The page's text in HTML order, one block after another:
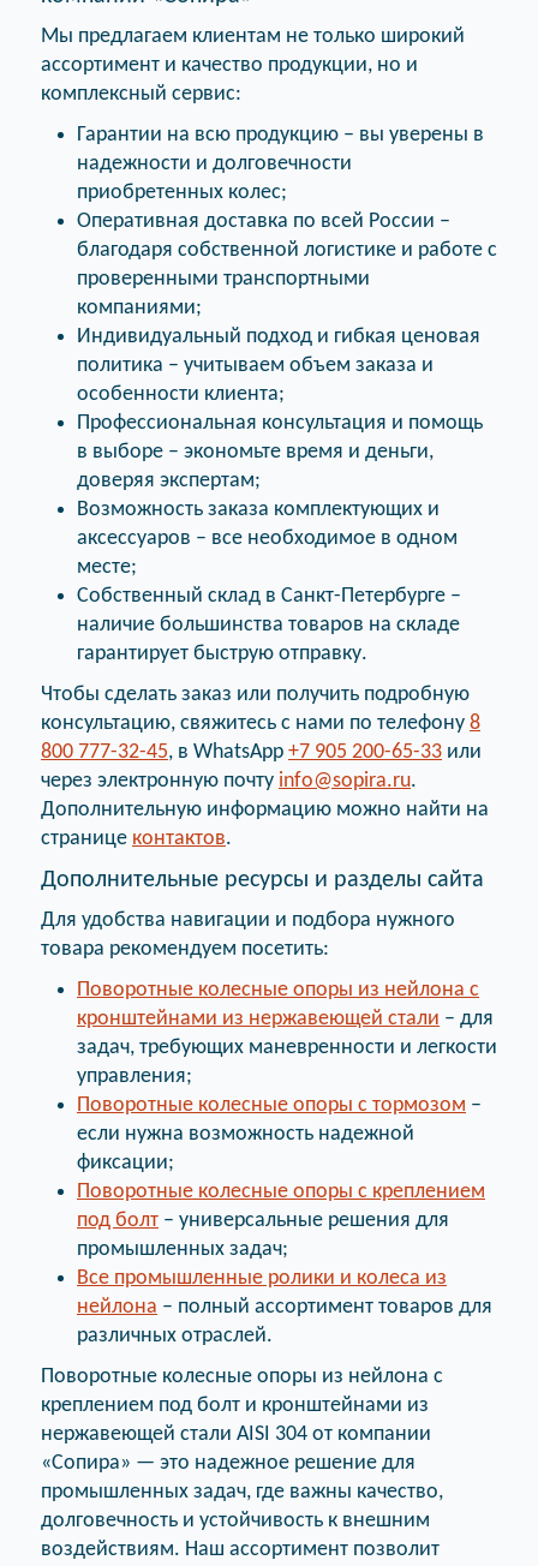
Мы предлагаем клиентам не только широкий
ассортимент и качество продукции, но и
комплексный сервис:
Гарантии на всю продукцию – вы уверены в
надежности и долговечности
приобретенных колес;
Оперативная доставка по всей России –
благодаря собственной логистике и работе с
проверенными транспортными
компаниями;
Индивидуальный подход и гибкая ценовая
политика – учитываем объем заказа и
особенности клиента;
Профессиональная консультация и помощь
в выборе – экономьте время и деньги,
доверяя экспертам;
Возможность заказа комплектующих и
аксессуаров – все необходимое в одном
месте;
Собственный склад в Санкт-Петербурге –
наличие большинства товаров на складе
гарантирует быструю отправку.
Чтобы сделать заказ или получить подробную
консультацию, свяжитесь с нами по телефону 8
800 777-32-45, в WhatsApp +7 905 200-65-33 или
через электронную почту info@sopira.ru.
Дополнительную информацию можно найти на
странице контактов.
Дополнительные ресурсы и разделы сайта
Для удобства навигации и подбора нужного
товара рекомендуем посетить:
Поворотные колесные опоры из нейлона с
кронштейнами из нержавеющей стали – для
задач, требующих маневренности и легкости
управления;
Поворотные колесные опоры с тормозом –
если нужна возможность надежной
фиксации;
Поворотные колесные опоры с креплением
под болт – универсальные решения для
промышленных задач;
Все промышленные ролики и колеса из
нейлона – полный ассортимент товаров для
различных отраслей.
Поворотные колесные опоры из нейлона с
креплением под болт и кронштейнами из
нержавеющей стали AISI 304 от компании
«Сопира» — это надежное решение для
промышленных задач, где важны качество,
долговечность и устойчивость к внешним
воздействиям. Наш ассортимент позволит